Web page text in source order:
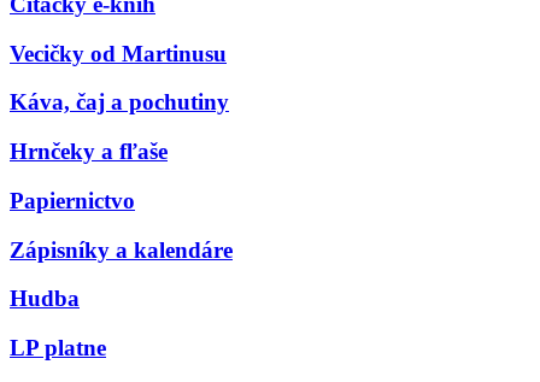
Vecičky od Martinusu
Káva, čaj a pochutiny
Hrnčeky a fľaše
Papiernictvo
Zápisníky a kalendáre
Hudba
LP platne